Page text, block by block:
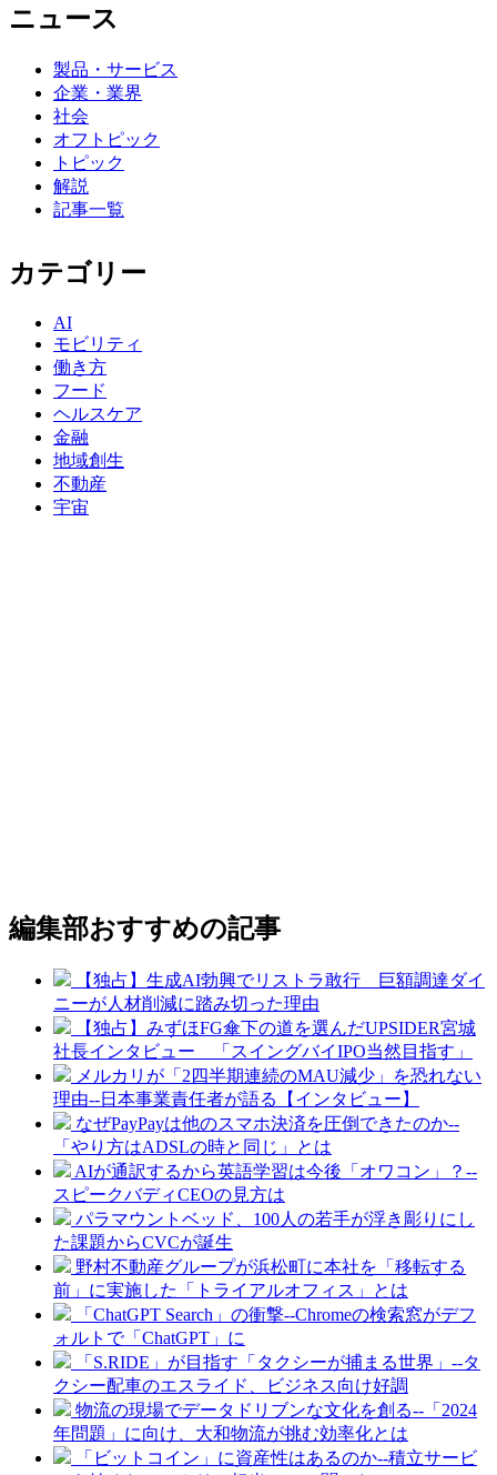
ニュース
製品・サービス
企業・業界
社会
オフトピック
トピック
解説
記事一覧
カテゴリー
AI
モビリティ
働き方
フード
ヘルスケア
金融
地域創生
不動産
宇宙
編集部おすすめの記事
【独占】生成AI勃興でリストラ敢行 巨額調達ダイ
ニーが人材削減に踏み切った理由
【独占】みずほFG傘下の道を選んだUPSIDER宮城
社長インタビュー 「スイングバイIPO当然目指す」
メルカリが「2四半期連続のMAU減少」を恐れない
理由--日本事業責任者が語る【インタビュー】
なぜPayPayは他のスマホ決済を圧倒できたのか--
「やり方はADSLの時と同じ」とは
AIが通訳するから英語学習は今後「オワコン」？--
スピークバディCEOの見方は
パラマウントベッド、100人の若手が浮き彫りにし
た課題からCVCが誕生
野村不動産グループが浜松町に本社を「移転する
前」に実施した「トライアルオフィス」とは
「ChatGPT Search」の衝撃--Chromeの検索窓がデフ
ォルトで「ChatGPT」に
「S.RIDE」が目指す「タクシーが捕まる世界」--タ
クシー配車のエスライド、ビジネス向け好調
物流の現場でデータドリブンな文化を創る--「2024
年問題」に向け、大和物流が挑む効率化とは
「ビットコイン」に資産性はあるのか--積立サービ